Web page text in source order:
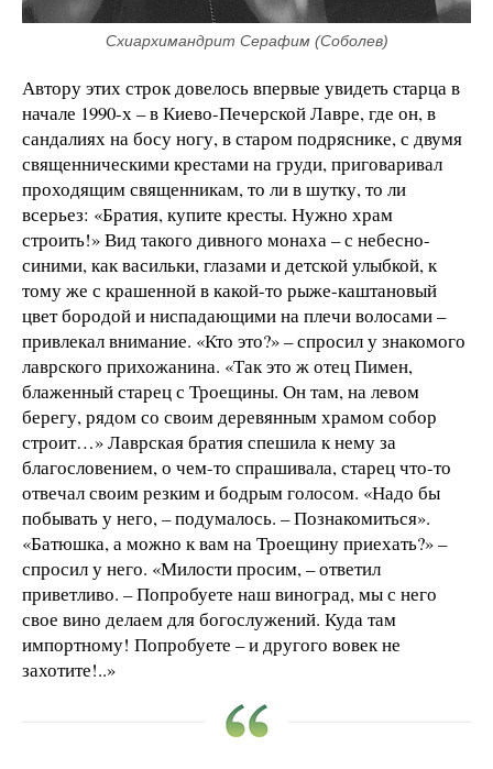
Схиархимандрит Серафим (Соболев)
Автору этих строк довелось впервые увидеть старца в
начале 1990-х – в Киево-Печерской Лавре, где он, в
сандалиях на босу ногу, в старом подряснике, с двумя
священническими крестами на груди, приговаривал
проходящим священникам, то ли в шутку, то ли
всерьез: «Братия, купите кресты. Нужно храм
строить!» Вид такого дивного монаха – с небесно-
синими, как васильки, глазами и детской улыбкой, к
тому же с крашенной в какой-то рыже-каштановый
цвет бородой и ниспадающими на плечи волосами –
привлекал внимание. «Кто это?» – спросил у знакомого
лаврского прихожанина. «Так это ж отец Пимен,
блаженный старец с Троещины. Он там, на левом
берегу, рядом со своим деревянным храмом собор
строит…» Лаврская братия спешила к нему за
благословением, о чем-то спрашивала, старец что-то
отвечал своим резким и бодрым голосом. «Надо бы
побывать у него, – подумалось. – Познакомиться».
«Батюшка, а можно к вам на Троещину приехать?» –
спросил у него. «Милости просим, – ответил
приветливо. – Попробуете наш виноград, мы с него
свое вино делаем для богослужений. Куда там
импортному! Попробуете – и другого вовек не
захотите!..»